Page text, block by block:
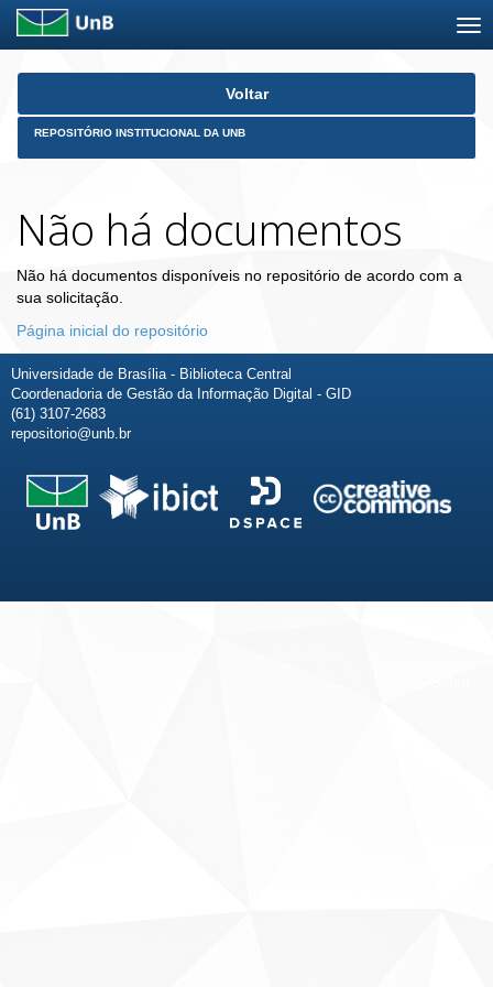
Skip
Voltar
REPOSITÓRIO INSTITUCIONAL DA UNB
Não há documentos
Não há documentos disponíveis no repositório de acordo com a
sua solicitação.
Página inicial do repositório
Universidade de Brasília - Biblioteca Central
Coordenadoria de Gestão da Informação Digital - GID
(61) 3107-2683
repositorio@unb.br